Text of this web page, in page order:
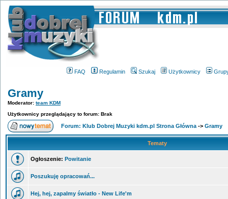
FAQ Regulamin Szukaj Użytkownicy
Gramy
Moderator: team KDM
Użytkownicy przeglądający to forum: Brak
Forum: Klub Dobrej Muzyki kdm.pl Strona Główna -> Gramy
Tematy
Ogłoszenie: Powitanie
Poszukuję opracowań...
Hej, hej, zapalmy światło - New Life'm